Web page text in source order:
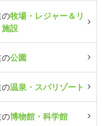
牧場・レジャー＆リ
設
公園
温泉・スパリゾート
博物館・科学館